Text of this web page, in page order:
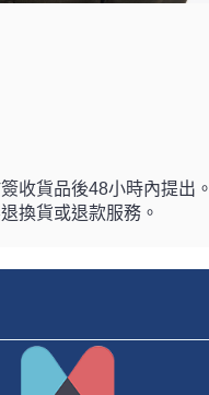
收貨品後48小時內提出。
換貨或退款服務。